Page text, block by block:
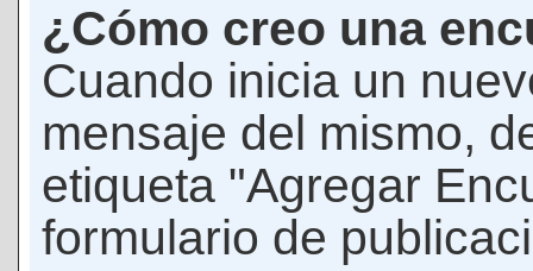
¿Cómo creo una
Cuando inicia un
mensaje del mismo,
etiqueta "Agregar
formulario de